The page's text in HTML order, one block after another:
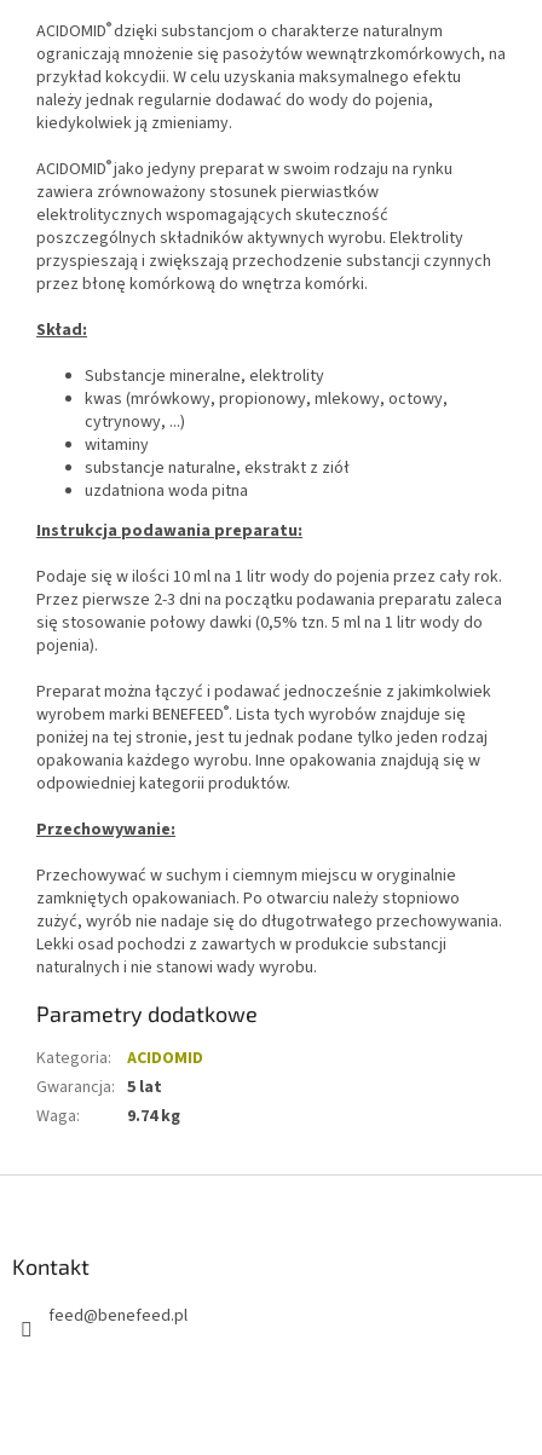
ACIDOMID®dzięki substancjom o charakterze naturalnym
ograniczają mnożenie się pasożytów wewnątrzkomórkowych, na
przykład kokcydii. W celu uzyskania maksymalnego efektu
należy jednak regularnie dodawać do wody do pojenia,
kiedykolwiek ją zmieniamy.
ACIDOMID®jako jedyny preparat w swoim rodzaju na rynku
zawiera zrównoważony stosunek pierwiastków
elektrolitycznych wspomagających skuteczność
poszczególnych składników aktywnych wyrobu. Elektrolity
przyspieszają i zwiększają przechodzenie substancji czynnych
przez błonę komórkową do wnętrza komórki.
Skład:
Substancje mineralne, elektrolity
kwas (mrówkowy, propionowy, mlekowy, octowy,
cytrynowy, ...)
witaminy
substancje naturalne, ekstrakt z ziół
uzdatniona woda pitna
Instrukcja podawania preparatu:
Podaje się w ilości 10 ml na 1 litr wody do pojenia przez cały rok.
Przez pierwsze 2-3 dni na początku podawania preparatu zaleca
się stosowanie połowy dawki (0,5% tzn. 5 ml na 1 litr wody do
pojenia).
Preparat można łączyć i podawać jednocześnie z jakimkolwiek
wyrobem marki BENEFEED®. Lista tych wyrobów znajduje się
poniżej na tej stronie, jest tu jednak podane tylko jeden rodzaj
opakowania każdego wyrobu. Inne opakowania znajdują się w
odpowiedniej kategorii produktów.
Przechowywanie:
Przechowywać w suchym i ciemnym miejscu w oryginalnie
zamkniętych opakowaniach. Po otwarciu należy stopniowo
zużyć, wyrób nie nadaje się do długotrwałego przechowywania.
Lekki osad pochodzi z zawartych w produkcie substancji
naturalnych i nie stanowi wady wyrobu.
Parametry dodatkowe
Kategoria:
ACIDOMID
Gwarancja: 5 lat
Waga: 9.74 kg
Kontakt
feed@benefeed.pl